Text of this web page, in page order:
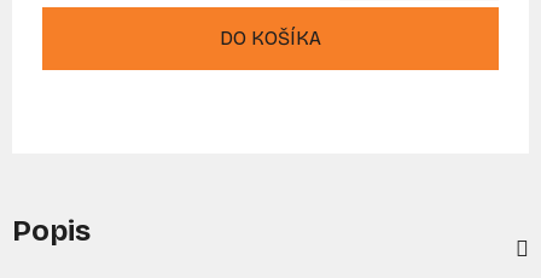
DO KOŠÍKA
Popis